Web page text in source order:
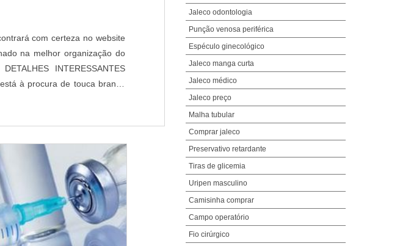
com certeza no website
na melhor organização do
INTERESSANTES
à procura de touca branca
seus serviços, consegue
capote hospitalar descartável
Jaleco odontologia
Punção venosa periférica
Espéculo ginecológico
Jaleco manga curta
Jaleco médico
Jaleco preço
Malha tubular
Comprar jaleco
Preservativo retardante
Tiras de glicemia
Uripen masculino
Camisinha comprar
Campo operatório
Fio cirúrgico